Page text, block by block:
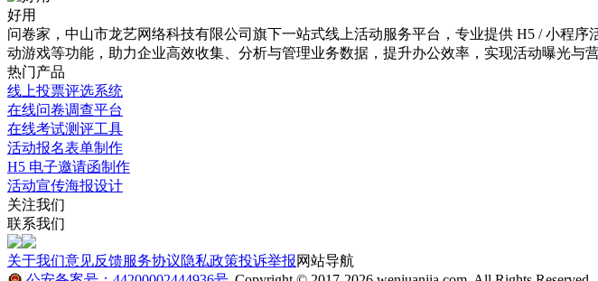
板
详
情
介
绍
本
站
提
供
海
量
站
空
岗
工
资
分
配
意
愿
调
好用
问卷家，中山市龙艺网络科技有限公司旗下一站式线上活动服务平台，专业提供 H5 / 小程
动游戏等功能，助力企业高效收集、分析与管理业务数据，提升办公效率，实现活动曝光与营
热门产品
线上投票评选系统
在线问卷调查平台
在线考试测评工具
活动报名表单制作
H5 电子邀请函制作
活动宣传海报设计
关注我们
联系我们
关于我们意见反馈服务协议隐私政策投诉举报网站导航